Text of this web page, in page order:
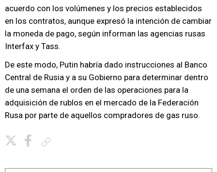
acuerdo con los volúmenes y los precios establecidos
en los contratos, aunque expresó la intención de cambiar
la moneda de pago, según informan las agencias rusas
Interfax y Tass.
De este modo, Putin habría dado instrucciones al Banco
Central de Rusia y a su Gobierno para determinar dentro
de una semana el orden de las operaciones para la
adquisición de rublos en el mercado de la Federación
Rusa por parte de aquellos compradores de gas ruso.